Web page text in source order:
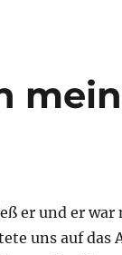
er und er
uns auf